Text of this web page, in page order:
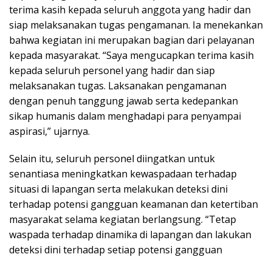
terima kasih kepada seluruh anggota yang hadir dan
siap melaksanakan tugas pengamanan. Ia menekankan
bahwa kegiatan ini merupakan bagian dari pelayanan
kepada masyarakat. “Saya mengucapkan terima kasih
kepada seluruh personel yang hadir dan siap
melaksanakan tugas. Laksanakan pengamanan
dengan penuh tanggung jawab serta kedepankan
sikap humanis dalam menghadapi para penyampai
aspirasi,” ujarnya.
Selain itu, seluruh personel diingatkan untuk
senantiasa meningkatkan kewaspadaan terhadap
situasi di lapangan serta melakukan deteksi dini
terhadap potensi gangguan keamanan dan ketertiban
masyarakat selama kegiatan berlangsung. “Tetap
waspada terhadap dinamika di lapangan dan lakukan
deteksi dini terhadap setiap potensi gangguan